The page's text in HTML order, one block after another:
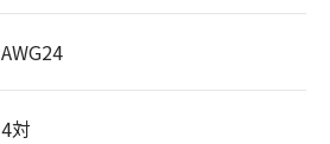
AWG24
4対